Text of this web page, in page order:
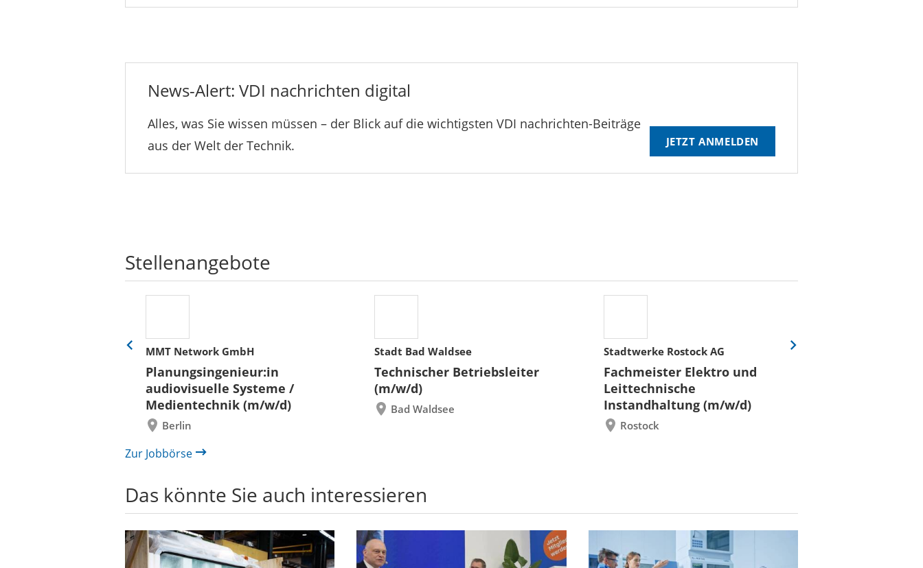
News-Alert: VDI nachrichten digital
Alles, was Sie wissen müssen – der Blick auf die wichtigsten VDI nachrichten-Beiträge
aus der Welt der Technik.
JETZT ANMELDEN
Stellenangebote
MMT Network GmbH
Planungsingenieur:in
audiovisuelle Systeme /
Medientechnik (m/w/d)
Berlin
Stadt Bad Waldsee
Technischer Betriebsleiter
(m/w/d)
Bad Waldsee
Stadtwerke Rostock AG
Fachmeister Elektro und
Leittechnische
Instandhaltung (m/w/d)
Rostock
Eine
zurück
Eine
Zur Jobbörse
Das könnte Sie auch interessieren